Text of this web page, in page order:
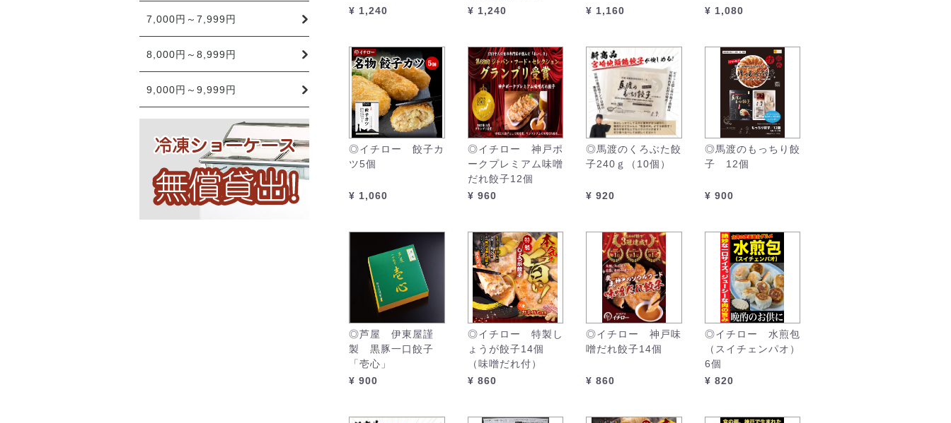
7,000円～7,999円
8,000円～8,999円
9,000円～9,999円
¥ 1,240
¥ 1,240
¥ 1,160 ¥ 1,080
◎イチロー 餃子カ
ツ5個
¥ 1,060
◎イチロー 神戸ポ
ークプレミアム味噌
だれ餃子12個
¥ 960
◎馬渡のくろぶた餃
子240ｇ（10個）
¥ 920
◎馬渡のもっちり餃
子 12個
¥ 900
◎芦屋 伊東屋謹
製 黒豚一口餃子
「壱心」
¥ 900
◎イチロー 特製し
ょうが餃子14個
（味噌だれ付）
¥ 860
◎イチロー 神戸味
噌だれ餃子14個
¥ 860
◎イチロー 水煎包
（スイチェンパオ）
6個
¥ 820